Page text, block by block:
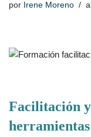
por Irene Moreno
Facilitación